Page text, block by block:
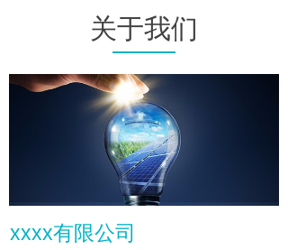
关于我们
xxxx有限公司